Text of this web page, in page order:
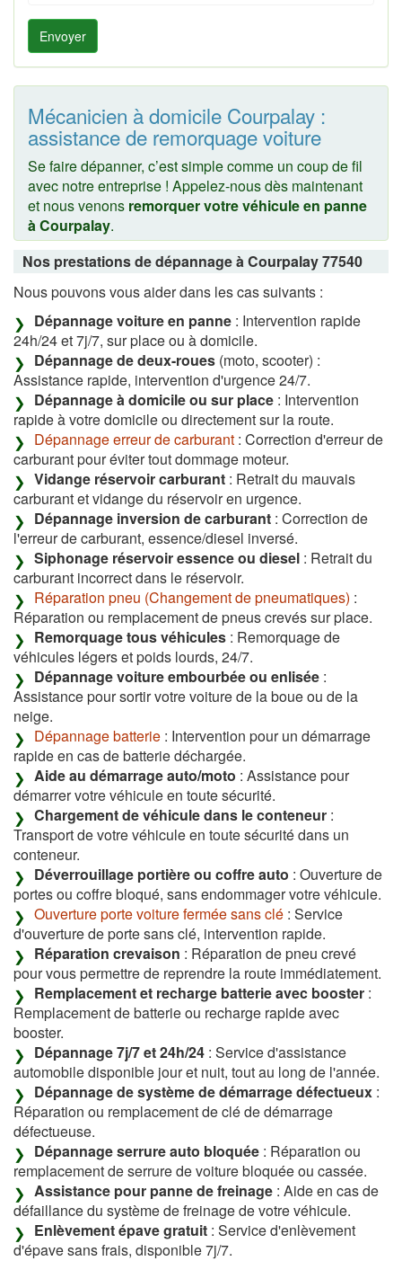
Envoyer
Mécanicien à domicile Courpalay :
assistance de remorquage voiture
Se faire dépanner, c’est simple comme un coup de fil
avec notre entreprise ! Appelez-nous dès maintenant
et nous venons remorquer votre véhicule en panne
à Courpalay.
Nos prestations de dépannage à Courpalay 77540
Nous pouvons vous aider dans les cas suivants :
Dépannage voiture en panne : Intervention rapide
24h/24 et 7j/7, sur place ou à domicile.
Dépannage de deux-roues (moto, scooter) :
Assistance rapide, intervention d'urgence 24/7.
Dépannage à domicile ou sur place : Intervention
rapide à votre domicile ou directement sur la route.
Dépannage erreur de carburant : Correction d'erreur de
carburant pour éviter tout dommage moteur.
Vidange réservoir carburant : Retrait du mauvais
carburant et vidange du réservoir en urgence.
Dépannage inversion de carburant : Correction de
l'erreur de carburant, essence/diesel inversé.
Siphonage réservoir essence ou diesel : Retrait du
carburant incorrect dans le réservoir.
Réparation pneu (Changement de pneumatiques) :
Réparation ou remplacement de pneus crevés sur place.
Remorquage tous véhicules : Remorquage de
véhicules légers et poids lourds, 24/7.
Dépannage voiture embourbée ou enlisée :
Assistance pour sortir votre voiture de la boue ou de la
neige.
Dépannage batterie : Intervention pour un démarrage
rapide en cas de batterie déchargée.
Aide au démarrage auto/moto : Assistance pour
démarrer votre véhicule en toute sécurité.
Chargement de véhicule dans le conteneur :
Transport de votre véhicule en toute sécurité dans un
conteneur.
Déverrouillage portière ou coffre auto : Ouverture de
portes ou coffre bloqué, sans endommager votre véhicule.
Ouverture porte voiture fermée sans clé : Service
d'ouverture de porte sans clé, intervention rapide.
Réparation crevaison : Réparation de pneu crevé
pour vous permettre de reprendre la route immédiatement.
Remplacement et recharge batterie avec booster :
Remplacement de batterie ou recharge rapide avec
booster.
Dépannage 7j/7 et 24h/24 : Service d'assistance
automobile disponible jour et nuit, tout au long de l'année.
Dépannage de système de démarrage défectueux :
Réparation ou remplacement de clé de démarrage
défectueuse.
Dépannage serrure auto bloquée : Réparation ou
remplacement de serrure de voiture bloquée ou cassée.
Assistance pour panne de freinage : Aide en cas de
défaillance du système de freinage de votre véhicule.
Enlèvement épave gratuit : Service d'enlèvement
d'épave sans frais, disponible 7j/7.